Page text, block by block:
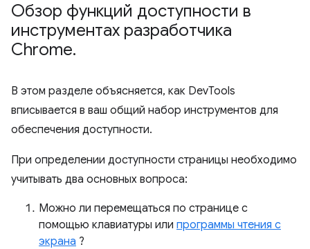
Обзор функций доступности в
инструментах разработчика
Chrome.
В этом разделе объясняется, как DevTools
вписывается в ваш общий набор инструментов для
обеспечения доступности.
При определении доступности страницы необходимо
учитывать два основных вопроса:
Можно ли перемещаться по странице с
помощью клавиатуры или программы чтения с
экрана ?